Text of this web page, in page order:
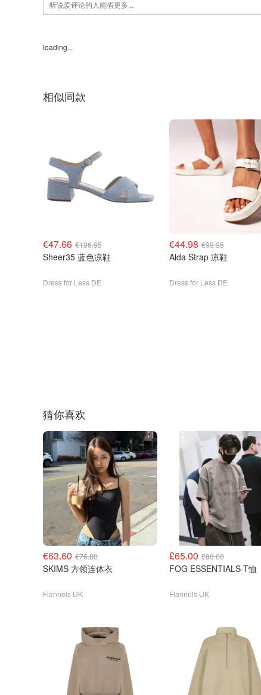
loading...
相似同款
€47.66 €106.95
Sheer35 蓝色凉鞋
Dress for Less DE
€44.98 €99.95
Alda Strap 凉鞋
Dress for Less DE
猜你喜欢
€63.60 €76.80
SKIMS 方领连体衣
Flannels UK
£65.00 £80.00
FOG ESSENTIALS T恤
Flannels UK